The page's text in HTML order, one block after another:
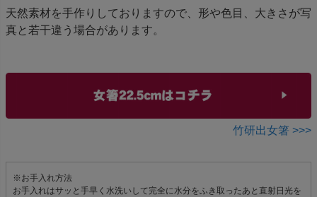
天然素材を手作りしておりますので、形や色目、大きさが写
真と若干違う場合があります。
竹研出女箸 >>>
※お手入れ方法
お手入れはサッと手早く水洗いして完全に水分をふき取ったあと直射日光を